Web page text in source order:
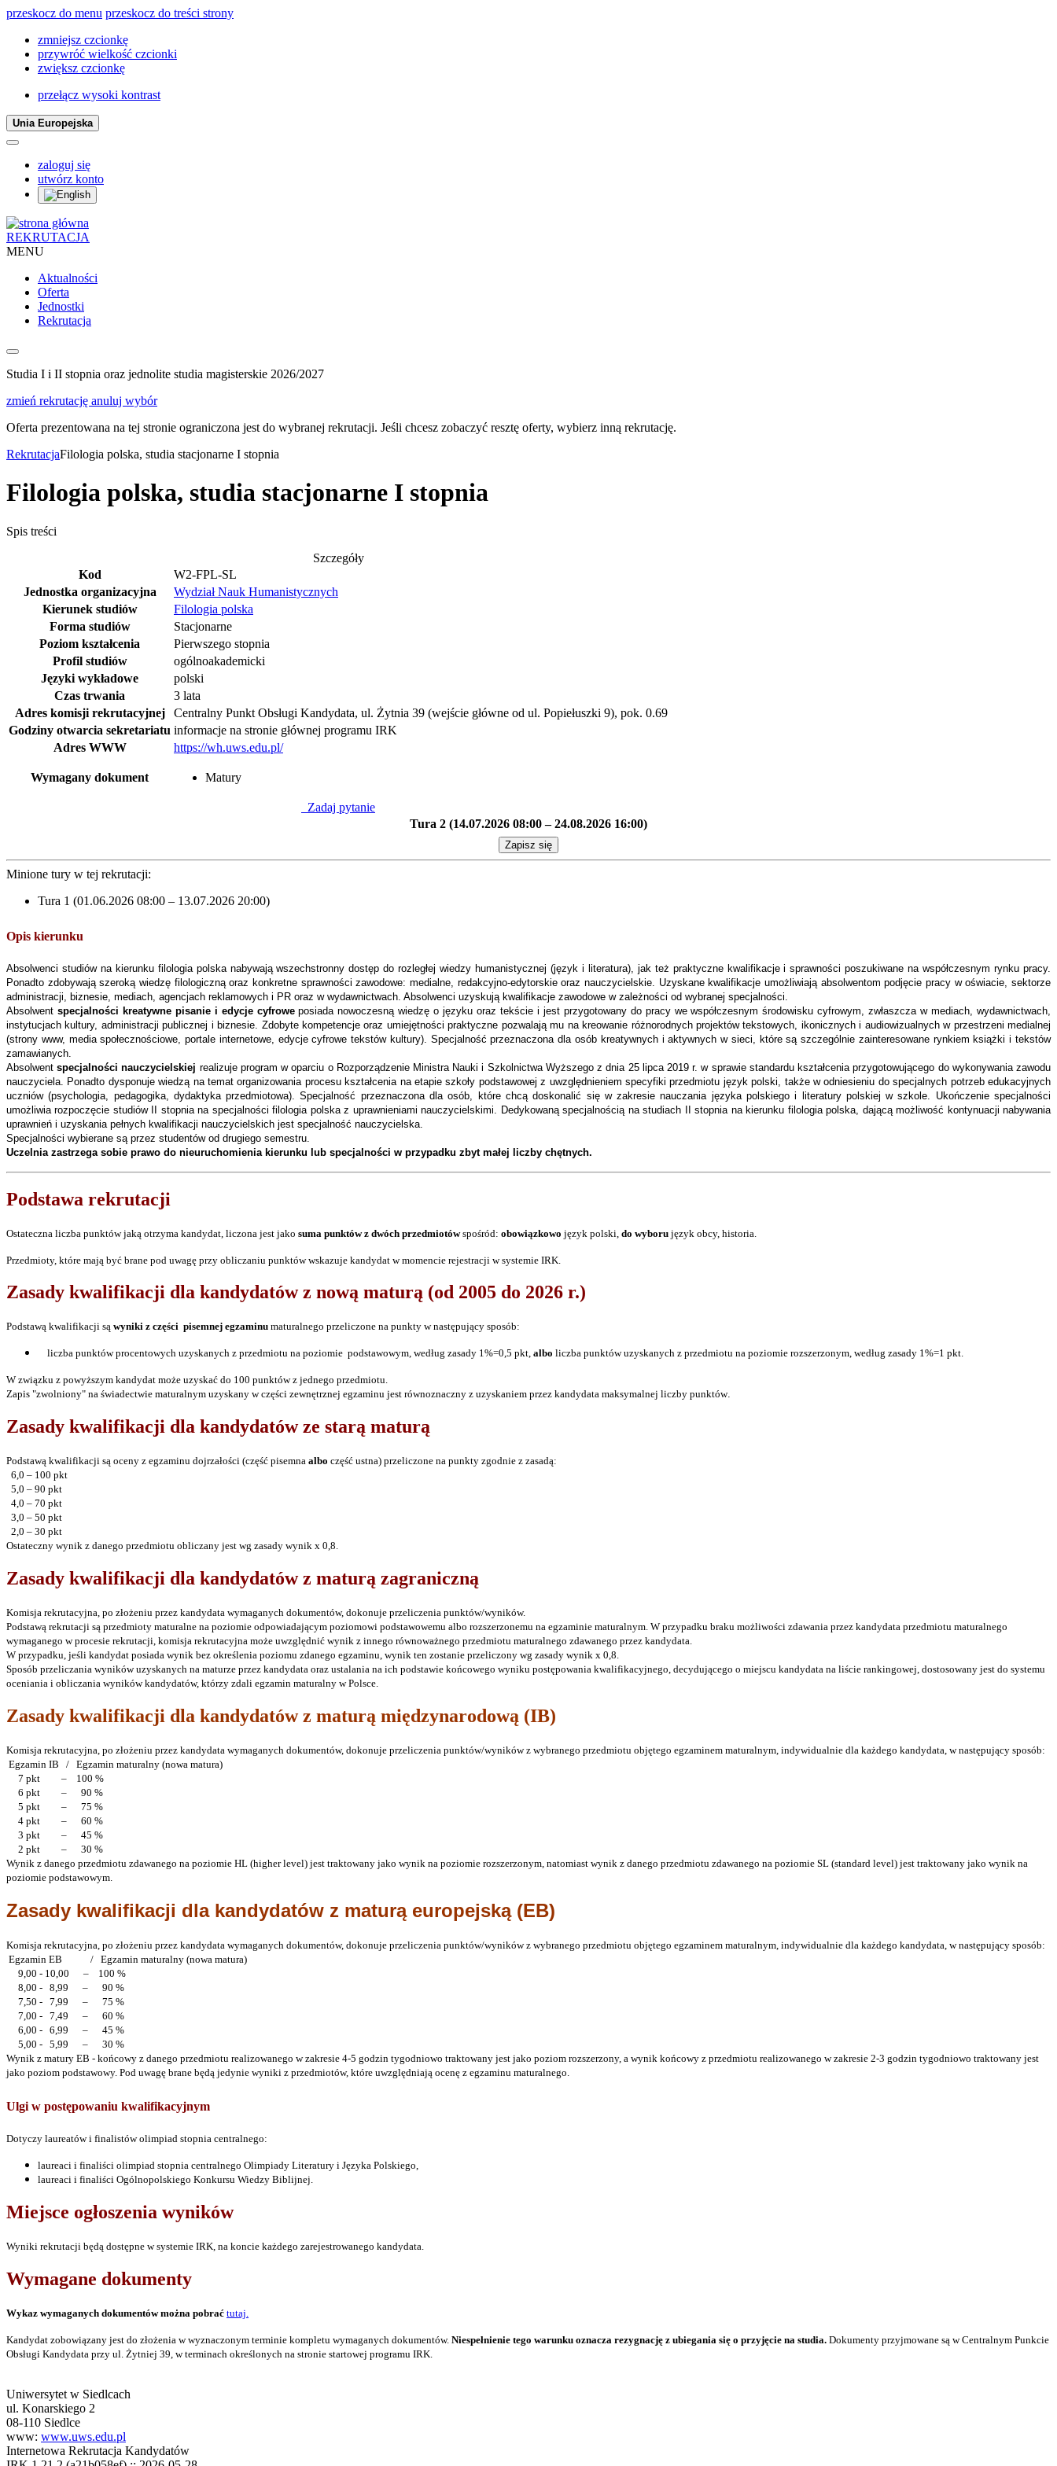
przeskocz do menu przeskocz do treści strony
zmniejsz czcionkę
przywróć wielkość czcionki
zwiększ czcionkę
przełącz wysoki kontrast
Unia Europejska
zaloguj się
utwórz konto
REKRUTACJA
MENU
Aktualności
Oferta
Jednostki
Rekrutacja
Studia I i II stopnia oraz jednolite studia magisterskie 2026/2027
zmień rekrutację anuluj wybór
Oferta prezentowana na tej stronie ograniczona jest do wybranej rekrutacji. Jeśli chcesz zobaczyć resztę oferty, wybierz inną rekrutację.
RekrutacjaFilologia polska, studia stacjonarne I stopnia
Filologia polska, studia stacjonarne I stopnia
Spis treści
Szczegóły
Kod
W2-FPL-SL
Jednostka organizacyjna
Wydział Nauk Humanistycznych
Kierunek studiów
Filologia polska
Forma studiów
Stacjonarne
Poziom kształcenia
Pierwszego stopnia
Profil studiów
ogólnoakademicki
Języki wykładowe
polski
Czas trwania
3 lata
Adres komisji rekrutacyjnej
Centralny Punkt Obsługi Kandydata, ul. Żytnia 39 (wejście główne od ul. Popiełuszki 9), pok. 0.69
Godziny otwarcia sekretariatu informacje na stronie głównej programu IRK
Adres WWW
https://wh.uws.edu.pl/
Wymagany dokument Matury
Zadaj pytanie
Tura 2 (14.07.2026 08:00 – 24.08.2026 16:00)
Zapisz się
Minione tury w tej rekrutacji:
Tura 1 (01.06.2026 08:00 – 13.07.2026 20:00)
Opis kierunku
Absolwenci studiów na kierunku filologia polska nabywają wszechstronny dostęp do rozległej wiedzy humanistycznej (język i literatura), jak też praktyczne kwalifikacje i sprawności poszukiwane na współczesnym rynku pracy.
Ponadto zdobywają szeroką wiedzę filologiczną oraz konkretne sprawności zawodowe: medialne, redakcyjno-edytorskie oraz nauczycielskie. Uzyskane kwalifikacje umożliwiają absolwentom podjęcie pracy w oświacie, sektorze
administracji, biznesie, mediach, agencjach reklamowych i PR oraz w wydawnictwach. Absolwenci uzyskują kwalifikacje zawodowe w zależności od wybranej specjalności.
Absolwent specjalności kreatywne pisanie i edycje cyfroweposiada nowoczesną wiedzę o języku oraz tekście i jest przygotowany do pracy we współczesnym środowisku cyfrowym, zwłaszcza w mediach, wydawnictwach,
instytucjach kultury, administracji publicznej i biznesie. Zdobyte kompetencje oraz umiejętności praktyczne pozwalają mu na kreowanie różnorodnych projektów tekstowych, ikonicznych i audiowizualnych w przestrzeni medialnej
(strony www, media społecznościowe, portale internetowe, edycje cyfrowe tekstów kultury). Specjalność przeznaczona dla osób kreatywnych i aktywnych w sieci, które są szczególnie zainteresowane rynkiem książki i tekstów
zamawianych.
Absolwentspecjalności nauczycielskiej realizuje program w oparciu o Rozporządzenie Ministra Nauki i Szkolnictwa Wyższego z dnia 25 lipca 2019 r. w sprawie standardu kształcenia przygotowującego do wykonywania zawodu
nauczyciela. Ponadto dysponuje wiedzą na temat organizowania procesu kształcenia na etapie szkoły podstawowej z uwzględnieniem specyfiki przedmiotu język polski, także w odniesieniu do specjalnych potrzeb edukacyjnych
uczniów (psychologia, pedagogika, dydaktyka przedmiotowa). Specjalność przeznaczona dla osób, które chcą doskonalić się w zakresie nauczania języka polskiego i literatury polskiej w szkole. Ukończenie specjalności
umożliwia rozpoczęcie studiów II stopnia na specjalności filologia polska z uprawnieniami nauczycielskimi. Dedykowaną specjalnością na studiach II stopnia na kierunku filologia polska, dającą możliwość kontynuacji nabywania
uprawnień i uzyskania pełnych kwalifikacji nauczycielskich jest specjalność nauczycielska.
Specjalności wybierane są przez studentów od drugiego semestru.
Uczelnia zastrzega sobie prawo do nieuruchomienia kierunku lub specjalności w przypadku zbyt małej liczby chętnych.
Podstawa rekrutacji
Ostateczna liczba punktów jaką otrzyma kandydat, liczona jest jako suma punktów z dwóch przedmiotówspośród: obowiązkowo język polski, do wyboru język obcy, historia.
Przedmioty, które mają być brane pod uwagę przy obliczaniu punktów wskazuje kandydat w momencie rejestracji w systemie IRK.
Zasady kwalifikacji dla kandydatów z nową maturą (od 2005 do 2026 r.)
Podstawą kwalifikacji są wyniki z części pisemnej egzaminu maturalnego przeliczone na punkty w następujący sposób:
liczba punktów procentowych uzyskanych z przedmiotu na poziomie podstawowym, według zasady 1%=0,5 pkt, albo liczba punktów uzyskanych z przedmiotu na poziomie rozszerzonym, według zasady 1%=1 pkt.
W związku z powyższym kandydat może uzyskać do 100 punktów z jednego przedmiotu.
Zapis "zwolniony" na świadectwie maturalnym uzyskany w części zewnętrznej egzaminu jest równoznaczny z uzyskaniem przez kandydata maksymalnej liczby punktów.
Zasady kwalifikacji dla kandydatów ze starą maturą
Podstawą kwalifikacji są oceny z egzaminu dojrzałości (część pisemna albo część ustna) przeliczone na punkty zgodnie z zasadą:
6,0 – 100 pkt
5,0 – 90 pkt
4,0 – 70 pkt
3,0 – 50 pkt
2,0 – 30 pkt
Ostateczny wynik z danego przedmiotu obliczany jest wg zasady wynik x 0,8.
Zasady kwalifikacji dla kandydatów z maturą zagraniczną
Komisja rekrutacyjna, po złożeniu przez kandydata wymaganych dokumentów, dokonuje przeliczenia punktów/wyników.
Podstawą rekrutacji są przedmioty maturalne na poziomie odpowiadającym poziomowi podstawowemu albo rozszerzonemu na egzaminie maturalnym. W przypadku braku możliwości zdawania przez kandydata przedmiotu maturalnego
wymaganego w procesie rekrutacji, komisja rekrutacyjna może uwzględnić wynik z innego równoważnego przedmiotu maturalnego zdawanego przez kandydata.
W przypadku, jeśli kandydat posiada wynik bez określenia poziomu zdanego egzaminu, wynik ten zostanie przeliczony wg zasady wynik x 0,8.
Sposób przeliczania wyników uzyskanych na maturze przez kandydata oraz ustalania na ich podstawie końcowego wyniku postępowania kwalifikacyjnego, decydującego o miejscu kandydata na liście rankingowej, dostosowany jest do systemu
oceniania i obliczania wyników kandydatów, którzy zdali egzamin maturalny w Polsce.
Zasady kwalifikacji dla kandydatów z maturą międzynarodową (IB)
Komisja rekrutacyjna, po złożeniu przez kandydata wymaganych dokumentów, dokonuje przeliczenia punktów/wyników z wybranego przedmiotu objętego egzaminem maturalnym, indywidualnie dla każdego kandydata, w następujący sposób:
Egzamin IB / Egzamin maturalny (nowa matura)
7 pkt – 100 %
6 pkt – 90 %
5 pkt – 75 %
4 pkt – 60 %
3 pkt – 45 %
2 pkt – 30 %
Wynik z danego przedmiotu zdawanego na poziomie HL (higher level) jest traktowany jako wynik na poziomie rozszerzonym, natomiast wynik z danego przedmiotu zdawanego na poziomie SL (standard level) jest traktowany jako wynik na
poziomie podstawowym.
Zasady kwalifikacji dla kandydatów z maturą europejską (EB)
Komisja rekrutacyjna, po złożeniu przez kandydata wymaganych dokumentów, dokonuje przeliczenia punktów/wyników z wybranego przedmiotu objętego egzaminem maturalnym, indywidualnie dla każdego kandydata, w następujący sposób:
Egzamin EB / Egzamin maturalny (nowa matura)
9,00 - 10,00 – 100 %
8,00 - 8,99 – 90 %
7,50 - 7,99 – 75 %
7,00 - 7,49 – 60 %
6,00 - 6,99 – 45 %
5,00 - 5,99 – 30 %
Wynik z matury EB - końcowy z danego przedmiotu realizowanego w zakresie 4-5 godzin tygodniowo traktowany jest jako poziom rozszerzony, a wynik końcowy z przedmiotu realizowanego w zakresie 2-3 godzin tygodniowo traktowany jest
jako poziom podstawowy. Pod uwagę brane będą jedynie wyniki z przedmiotów, które uwzględniają ocenę z egzaminu maturalnego.
Ulgi w postępowaniu kwalifikacyjnym
Dotyczy laureatów i finalistów olimpiad stopnia centralnego:
laureaci i finaliści olimpiad stopnia centralnego Olimpiady Literatury i Języka Polskiego,
laureaci i finaliści Ogólnopolskiego Konkursu Wiedzy Biblijnej.
Miejsce ogłoszenia wyników
Wyniki rekrutacji będą dostępne w systemie IRK, na koncie każdego zarejestrowanego kandydata.
Wymagane dokumenty
Wykaz wymaganych dokumentów można pobrać tutaj.
Kandydat zobowiązany jest do złożenia w wyznaczonym terminie kompletu wymaganych dokumentów. Niespełnienie tego warunku oznacza rezygnację z ubiegania się o przyjęcie na studia. Dokumenty przyjmowane są w Centralnym Punkcie
Obsługi Kandydata przy ul. Żytniej 39, w terminach określonych na stronie startowej programu IRK.
Uniwersytet w Siedlcach
ul. Konarskiego 2
08-110 Siedlce
www: www.uws.edu.pl
Internetowa Rekrutacja Kandydatów